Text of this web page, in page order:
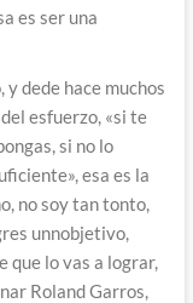
es ser una
dede hace muchos
esfuerzo, «si te
si no lo
esa es la
no soy tan tonto,
unnobjetivo,
que lo vas a lograr,
Roland Garros,